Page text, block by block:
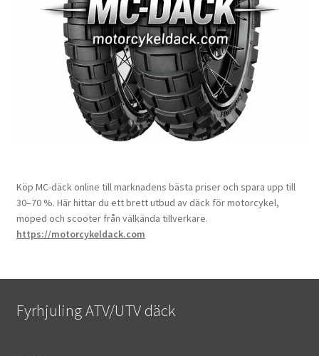
Köp MC-däck online till marknadens bästa priser och spara upp till
30–70 %. Här hittar du ett brett utbud av däck för motorcykel,
moped och scooter från välkända tillverkare.
https://motorcykeldack.com
Fyrhjuling ATV/UTV däck